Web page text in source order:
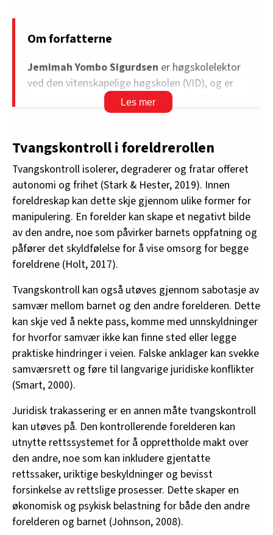
Om forfatterne
Jemimah Yombo Sigurdsen er høgskolelektor
ved den vitenskapelige høgskolen (VID), og er
familieveileder ved Memox. Hun er
spesialsykepleier med en mastergrad i
medisinske fakultetet, institutt for helse og
samfunn, Universitetet i Oslo, og
videreutdanning i kognitiv atferdsterapi for barn
og unge fra RBUP. Hun har jobbet som
helserådgiver for flyktninger i Bærum kommune.
Hun har skrevet barneboken «Malu får nye
fletter» og er medforfatter av boken «Veiledning
av minoritetsforeldre – sammen om
barneoppdragelse» og er prosjektleder i den
frivillige organisasjonen Center for African
Mental Health Promotion and Cultural
Competence (CampCom).
Moses Deyegbe Kuvoame er sosiolog med en
PhD-grad fra Juridisk fakultet, Institutt for
kriminologi og rettssosiologi, Universitetet i
Oslo. Førsteamanuensis ved Fakultet for Helse
og Sosialvitenskap, Institutt for helse-, sosial-
og velferdsfag, Universitetet i Sørøst-Norge.
Har jobbet i flere år i Uteseksjonen i Oslo og var
medlem av Rusreformutvalget, By- og
levekårsutvalget, og
Barneverninstitusjonsutvalget. Kuvoame driver
den frivillige organisasjonen Center for African
Mental Health Promotion and Cultural
Tvangskontroll i foreldrerollen
Tvangskontroll isolerer, degraderer og fratar offeret
autonomi og frihet (Stark & Hester, 2019). Innen
foreldreskap kan dette skje gjennom ulike former for
manipulering. En forelder kan skape et negativt bilde
av den andre, noe som påvirker barnets oppfatning og
påfører det skyldfølelse for å vise omsorg for begge
foreldrene (Holt, 2017).
Tvangskontroll kan også utøves gjennom sabotasje av
samvær mellom barnet og den andre forelderen. Dette
kan skje ved å nekte pass, komme med unnskyldninger
for hvorfor samvær ikke kan finne sted eller legge
praktiske hindringer i veien. Falske anklager kan svekke
samværsrett og føre til langvarige juridiske konflikter
(Smart, 2000).
Juridisk trakassering er en annen måte tvangskontroll
kan utøves på. Den kontrollerende forelderen kan
utnytte rettssystemet for å opprettholde makt over
den andre, noe som kan inkludere gjentatte
rettssaker, uriktige beskyldninger og bevisst
forsinkelse av rettslige prosesser. Dette skaper en
økonomisk og psykisk belastning for både den andre
forelderen og barnet (Johnson, 2008).